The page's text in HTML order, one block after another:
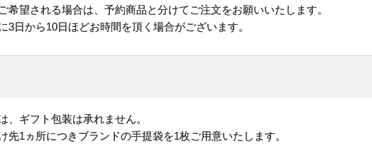
望される場合は、予約商品と分けてご注文をお願いいたします。
3日から10日ほどお時間を頂く場合がございます。
、ギフト包装は承れません。
先1ヵ所につきブランドの手提袋を1枚ご用意いたします。